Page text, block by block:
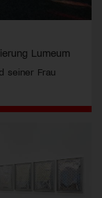
Lumeum
seiner Frau